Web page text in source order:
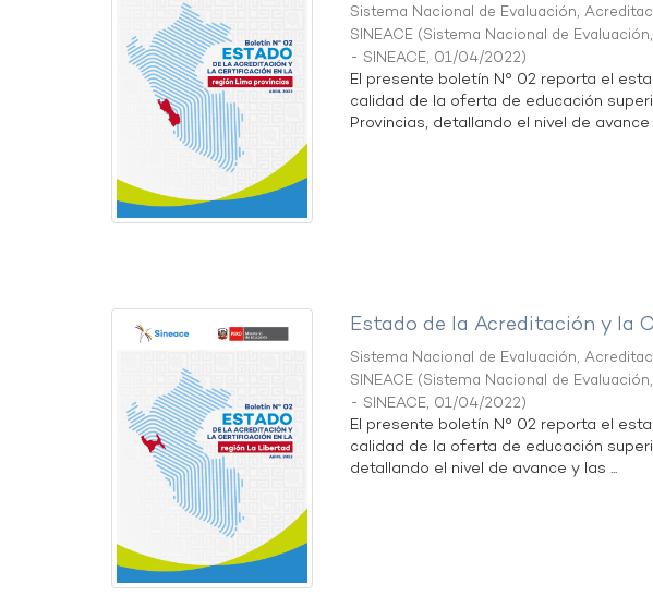
Sistema Nacional de Evaluación,
SINEACE (Sistema Nacional de
- SINEACE, 01/04/2022)
El presente boletín N° 02 reporta el
calidad de la oferta de educación
Provincias, detallando el nivel de avance
Estado de la Acreditación y la
Sistema Nacional de Evaluación,
SINEACE (Sistema Nacional de
- SINEACE, 01/04/2022)
El presente boletín N° 02 reporta el
calidad de la oferta de educación
detallando el nivel de avance y las ...